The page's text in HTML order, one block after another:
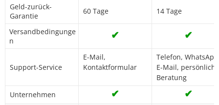
Geld-zurück-
Garantie
60 Tage 14 Tage
Versandbedingunge
n
✔ ✔
Support-Service
E-Mail,
Kontaktformular
Telefon,
E-Mail, persönliche
Beratung
Unternehmen
✔ ✔